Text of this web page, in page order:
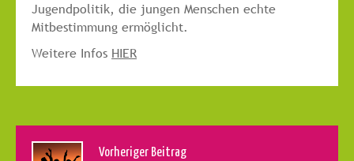
Jugendpolitik, die jungen Menschen echte
Mitbestimmung ermöglicht.
Weitere Infos HIER
Vorheriger Beitrag